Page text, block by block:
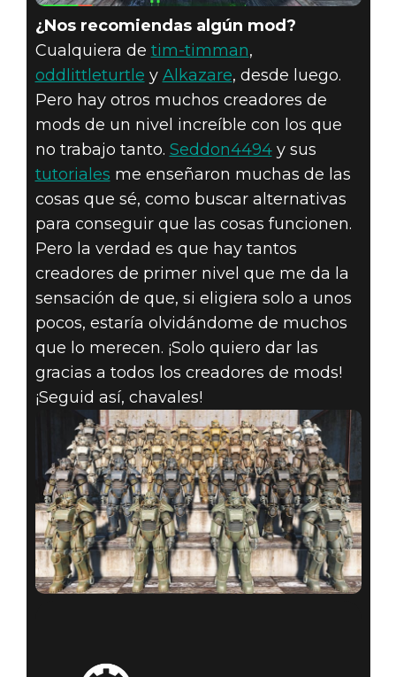
¿Nos recomiendas algún mod?
Cualquiera de tim-timman,
oddlittleturtle y Alkazare, desde luego.
Pero hay otros muchos creadores de
mods de un nivel increíble con los que
no trabajo tanto. Seddon4494y sus
tutoriales me enseñaron muchas de las
cosas que sé, como buscar alternativas
para conseguir que las cosas funcionen.
Pero la verdad es que hay tantos
creadores de primer nivel que me da la
sensación de que, si eligiera solo a unos
pocos, estaría olvidándome de muchos
que lo merecen. ¡Solo quiero dar las
gracias a todos los creadores de mods!
¡Seguid así, chavales!